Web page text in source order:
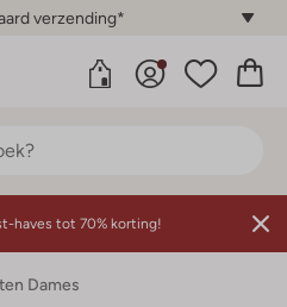
verzending*
haves tot 70% korting!
Dames